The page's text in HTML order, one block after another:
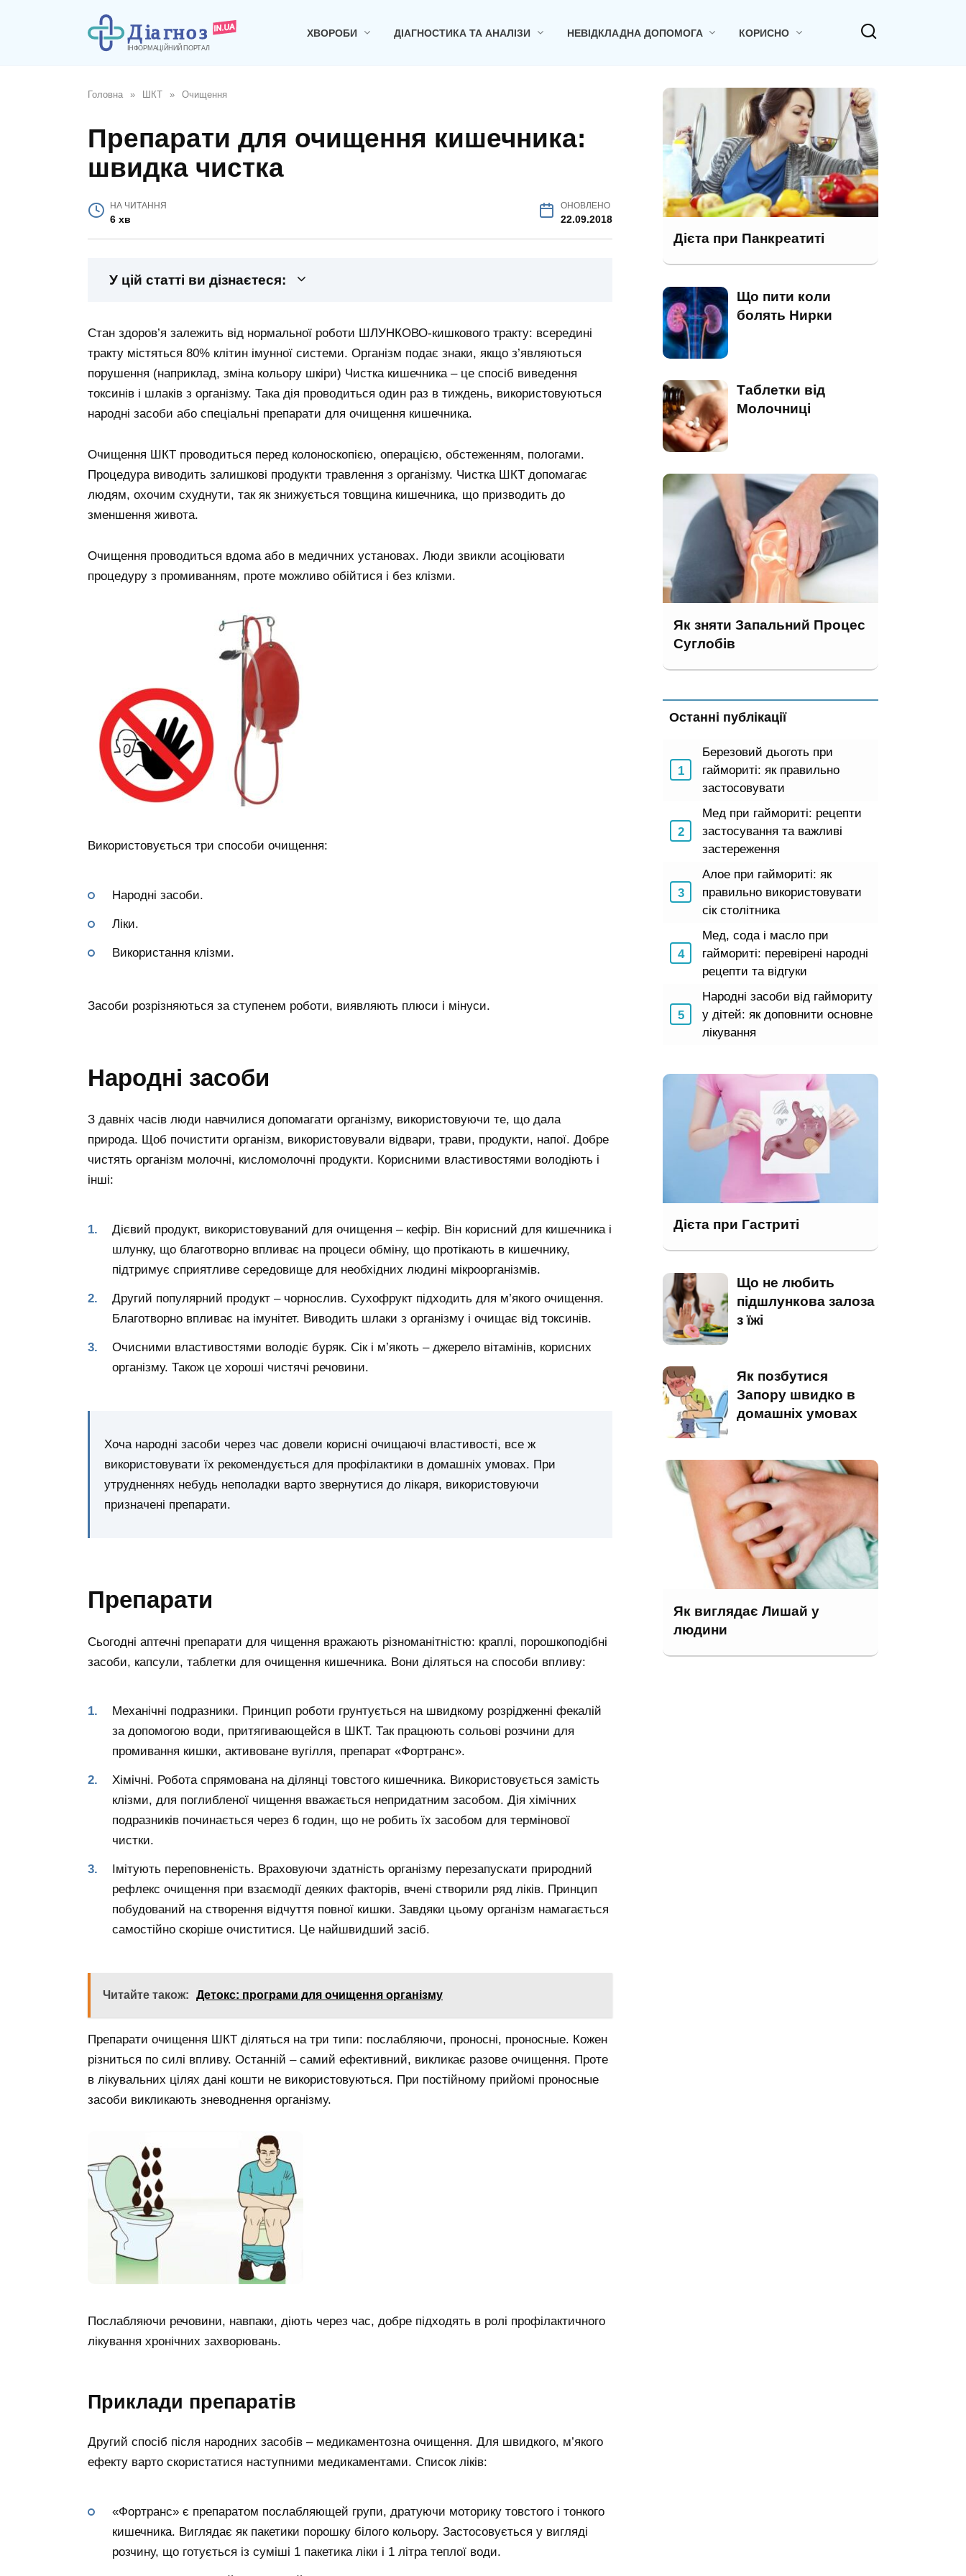
ХВОРОБИ ДІАГНОСТИКА ТА АНАЛІЗИ НЕВІДКЛАДНА ДОПОМОГА КОРИСНО
Головна » ШКТ » Очищення
Препарати для очищення кишечника:
швидка чистка
НА ЧИТАННЯ
6 хв
ОНОВЛЕНО
22.09.2018
У цій статті ви дізнаєтеся:
Стан здоров’я залежить від нормальної роботи ШЛУНКОВО-кишкового тракту: всередині
тракту містяться 80% клітин імунної системи. Організм подає знаки, якщо з’являються
порушення (наприклад, зміна кольору шкіри) Чистка кишечника – це спосіб виведення
токсинів і шлаків з організму. Така дія проводиться один раз в тиждень, використовуються
народні засоби або спеціальні препарати для очищення кишечника.
Очищення ШКТ проводиться перед колоноскопією, операцією, обстеженням, пологами.
Процедура виводить залишкові продукти травлення з організму. Чистка ШКТ допомагає
людям, охочим схуднути, так як знижується товщина кишечника, що призводить до
зменшення живота.
Очищення проводиться вдома або в медичних установах. Люди звикли асоціювати
процедуру з промиванням, проте можливо обійтися і без клізми.
Використовується три способи очищення:
Народні засоби.
Ліки.
Використання клізми.
Засоби розрізняються за ступенем роботи, виявляють плюси і мінуси.
Народні засоби
З давніх часів люди навчилися допомагати організму, використовуючи те, що дала
природа. Щоб почистити організм, використовували відвари, трави, продукти, напої. Добре
чистять організм молочні, кисломолочні продукти. Корисними властивостями володіють і
інші:
Дієвий продукт, використовуваний для очищення – кефір. Він корисний для кишечника і
шлунку, що благотворно впливає на процеси обміну, що протікають в кишечнику,
підтримує сприятливе середовище для необхідних людині мікроорганізмів.
Другий популярний продукт – чорнослив. Сухофрукт підходить для м’якого очищення.
Благотворно впливає на імунітет. Виводить шлаки з організму і очищає від токсинів.
Очисними властивостями володіє буряк. Сік і м’якоть – джерело вітамінів, корисних
організму. Також це хороші чистячі речовини.
Хоча народні засоби через час довели корисні очищаючі властивості, все ж
використовувати їх рекомендується для профілактики в домашніх умовах. При
утрудненнях небудь неполадки варто звернутися до лікаря, використовуючи
призначені препарати.
Препарати
Сьогодні аптечні препарати для чищення вражають різноманітністю: краплі, порошкоподібні
засоби, капсули, таблетки для очищення кишечника. Вони діляться на способи впливу:
Механічні подразники. Принцип роботи грунтується на швидкому розрідженні фекалій
за допомогою води, притягивающейся в ШКТ. Так працюють сольові розчини для
промивання кишки, активоване вугілля, препарат «Фортранс».
Хімічні. Робота спрямована на ділянці товстого кишечника. Використовується замість
клізми, для поглибленої чищення вважається непридатним засобом. Дія хімічних
подразників починається через 6 годин, що не робить їх засобом для термінової
чистки.
Імітують переповненість. Враховуючи здатність організму перезапускати природний
рефлекс очищення при взаємодії деяких факторів, вчені створили ряд ліків. Принцип
побудований на створення відчуття повної кишки. Завдяки цьому організм намагається
самостійно скоріше очиститися. Це найшвидший засіб.
Читайте також: Детокс: програми для очищення організму
Препарати очищення ШКТ діляться на три типи: послабляючи, проносні, проносные. Кожен
різниться по силі впливу. Останній – самий ефективний, викликає разове очищення. Проте
в лікувальних цілях дані кошти не використовуються. При постійному прийомі проносные
засоби викликають зневоднення організму.
Послабляючи речовини, навпаки, діють через час, добре підходять в ролі профілактичного
лікування хронічних захворювань.
Приклади препаратів
Другий спосіб після народних засобів – медикаментозна очищення. Для швидкого, м’якого
ефекту варто скористатися наступними медикаментами. Список ліків:
«Фортранс» є препаратом послабляющей групи, дратуючи моторику товстого і тонкого
кишечника. Виглядає як пакетики порошку білого кольору. Застосовується у вигляді
розчину, що готується із суміші 1 пакетика ліки і 1 літра теплої води.
Дієта при Панкреатиті
Що пити коли
болять Нирки
Таблетки від
Молочниці
Як зняти Запальний Процес
Суглобів
Останні публікації
Березовий дьоготь при
гаймориті: як правильно
застосовувати
Мед при гаймориті: рецепти
застосування та важливі
застереження
Алое при гаймориті: як
правильно використовувати
сік столітника
Мед, сода і масло при
гаймориті: перевірені народні
рецепти та відгуки
Народні засоби від гаймориту
у дітей: як доповнити основне
лікування
Дієта при Гастриті
Що не любить
підшлункова залоза
з їжі
Як позбутися
Запору швидко в
домашніх умовах
Як виглядає Лишай у
людини